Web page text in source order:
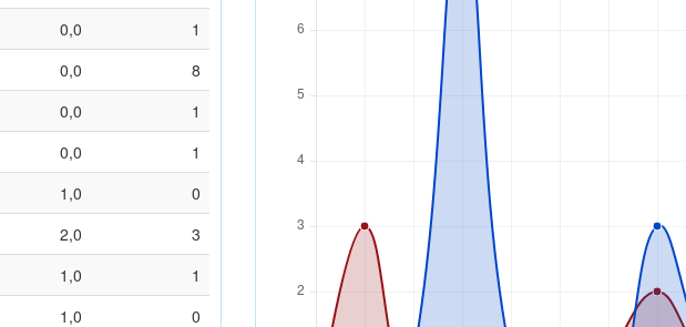
0,0
1
0,0
8
0,0
1
0,0
1
1,0
0
2,0
3
1,0
1
1,0
0